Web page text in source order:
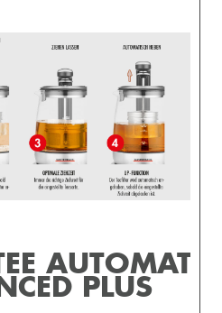
AUTOMAT
PLUS